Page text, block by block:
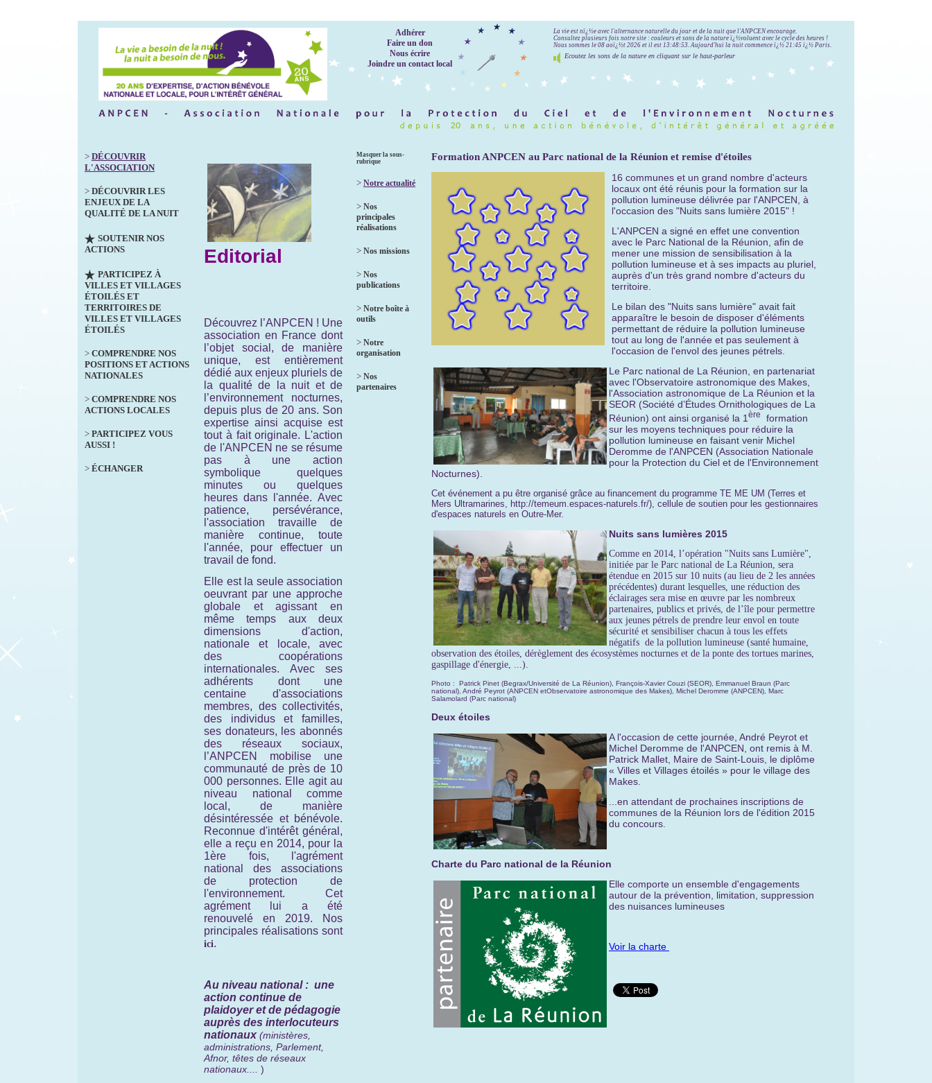
Adhérer
Faire un don
Nous écrire
Joindre un contact local
La vie est nï¿½e avec l'alternance naturelle du jour et de la nuit que l'ANPCEN encourage.
Consultez plusieurs fois notre site : couleurs et sons de la nature ï¿½voluent avec le cycle des heures !
Nous sommes le 08 aoï¿½t 2026 et il est 13:48:54.Aujourd'hui la nuit commence ï¿½ 21:45 ï¿½ Paris.
Ecoutez les sons de la nature en cliquant sur le haut-parleur
> DÉCOUVRIR
L'ASSOCIATION
> DÉCOUVRIR LES
ENJEUX DE LA
QUALITÉ DE LA NUIT
SOUTENIR NOS
ACTIONS
PARTICIPEZ À
VILLES ET VILLAGES
ÉTOILÉS ET
TERRITOIRES DE
VILLES ET VILLAGES
ÉTOILÉS
> COMPRENDRE NOS
POSITIONS ET ACTIONS
NATIONALES
> COMPRENDRE NOS
ACTIONS LOCALES
> PARTICIPEZ VOUS
AUSSI !
> ÉCHANGER
Editorial
Découvrez l’ANPCEN ! Une
association en France dont
l’objet social, de manière
unique, est entièrement
dédié aux enjeux pluriels de
la qualité de la nuit et de
l’environnement nocturnes,
depuis plus de 20 ans. Son
expertise ainsi acquise est
tout à fait originale. L'action
de l'ANPCEN ne se résume
pas à une action
symbolique quelques
minutes ou quelques
heures dans l'année. Avec
patience, persévérance,
l'association travaille de
manière continue, toute
l'année, pour effectuer un
travail de fond.
Elle est la seule association
oeuvrant par une approche
globale et agissant en
même temps aux deux
dimensions d'action,
nationale et locale, avec
des coopérations
internationales. Avec ses
adhérents dont une
centaine d'associations
membres, des collectivités,
des individus et familles,
ses donateurs, les abonnés
des réseaux sociaux,
l’ANPCEN mobilise une
communauté de près de 10
000 personnes. Elle agit au
niveau national comme
local, de manière
désintéressée et bénévole.
Reconnue d'intérêt général,
elle a reçu en 2014, pour la
1ère fois, l'agrément
national des associations
de protection de
l'environnement. Cet
agrément lui a été
renouvelé en 2019. Nos
principales réalisations sont
ici.
Au niveau national : une
action continue de
plaidoyer et de pédagogie
auprès des interlocuteurs
nationaux (ministères,
administrations, Parlement,
Afnor, têtes de réseaux
nationaux....
)
Masquer la sous-
rubrique
> Notre actualité
> Nos
principales
réalisations
> Nos missions
> Nos
publications
> Notre boîte à
outils
> Notre
organisation
> Nos
partenaires
Formation ANPCEN au Parc national de la Réunion et remise d'étoiles
16 communes et un grand nombre d'acteurs
locaux ont été réunis pour la formation sur la
pollution lumineuse délivrée par l'ANPCEN, à
l'occasion des "Nuits sans lumière 2015" !
L'ANPCEN a signé en effet une convention
avec le Parc National de la Réunion, afin de
mener une mission de sensibilisation à la
pollution lumineuse et à ses impacts au pluriel,
auprès d'un très grand nombre d'acteurs du
territoire.
Le bilan des "Nuits sans lumière" avait fait
apparaître le besoin de disposer d'éléments
permettant de réduire la pollution lumineuse
tout au long de l'année et pas seulement à
l'occasion de l'envol des jeunes pétrels.
Le Parc national de La Réunion, en partenariat
avec l'Observatoire astronomique des Makes,
l'Association astronomique de La Réunion et la
SEOR (Société d’Études Ornithologiques de La
Réunion) ont ainsi organisé la 1 ère
formation
sur les moyens techniques pour réduire la
pollution lumineuse en faisant venir Michel
Deromme de l'ANPCEN (Association Nationale
pour la Protection du Ciel et de l'Environnement
Nocturnes).
Cet événement a pu être organisé grâce au financement du programme TE ME UM (Terres et
Mers Ultramarines, http://temeum.espaces-naturels.fr/), cellule de soutien pour les gestionnaires
d'espaces naturels en Outre-Mer.
Nuits sans lumières 2015
Comme en 2014, l’opération "Nuits sans Lumière",
initiée par le Parc national de La Réunion, sera
étendue en 2015 sur 10 nuits (au lieu de 2 les années
précédentes) durant lesquelles, une réduction des
éclairages sera mise en œuvre par les nombreux
partenaires, publics et privés, de l’île pour permettre
aux jeunes pétrels de prendre leur envol en toute
sécurité et sensibiliser chacun à tous les effets
négatifs de la pollution lumineuse (santé humaine,
observation des étoiles, dérèglement des écosystèmes nocturnes et de la ponte des tortues marines,
gaspillage d'énergie, ...).
Photo : Patrick Pinet (Begrax/Université de La Réunion), François-Xavier Couzi (SEOR), Emmanuel Braun (Parc
national), André Peyrot (ANPCEN etObservatoire astronomique des Makes), Michel Deromme (ANPCEN), Marc
Salamolard (Parc national)
Deux étoiles
A l'occasion de cette journée, André Peyrot et
Michel Deromme de l'ANPCEN, ont remis à M.
Patrick Mallet, Maire de Saint-Louis, le diplôme
« Villes et Villages étoilés » pour le village des
Makes.
...en attendant de prochaines inscriptions de
communes de la Réunion lors de l'édition 2015
du concours.
Charte du Parc national de la Réunion
Elle comporte un ensemble d'engagements
autour de la prévention, limitation, suppression
des nuisances lumineuses
Voir la charte